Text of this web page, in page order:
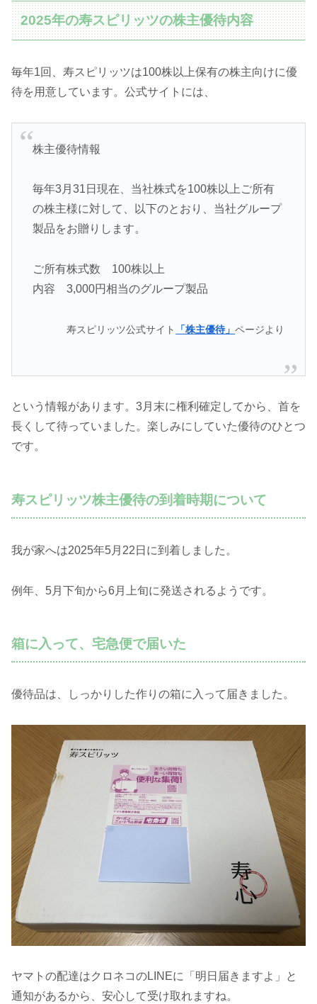
2025年の寿スピリッツの株主優待内容
毎年1回、寿スピリッツは100株以上保有の株主向けに優
待を用意しています。公式サイトには、
株主優待情報
毎年3月31日現在、当社株式を100株以上ご所有
の株主様に対して、以下のとおり、当社グループ
製品をお贈りします。
ご所有株式数 100株以上
内容 3,000円相当のグループ製品
寿スピリッツ公式サイト 「株主優待」ページより
という情報があります。3月末に権利確定してから、首を
長くして待っていました。楽しみにしていた優待のひとつ
です。
寿スピリッツ株主優待の到着時期について
我が家へは2025年5月22日に到着しました。
例年、5月下旬から6月上旬に発送されるようです。
箱に入って、宅急便で届いた
優待品は、しっかりした作りの箱に入って届きました。
ヤマトの配達はクロネコのLINEに「明日届きますよ」と
通知があるから、安心して受け取れますね。